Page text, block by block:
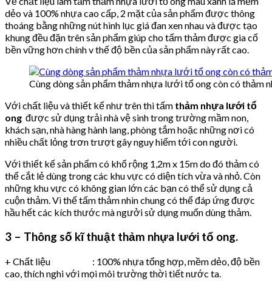
dẻo và 100% nhựa cao cấp, 2 mặt của sản phẩm được thông
thoáng bằng những nút hình lục giá đan xen nhau và được tạo
khung đều đặn trên sản phẩm giúp cho tấm thảm được gia cố
bền vững hơn chính v thế độ bền của sản phẩm này rất cao.
Cùng dòng sản phẩm thảm nhựa lưới tổ ong còn có thảm
Với chất liệu và thiết kế như trên thì tấm thảm nhựa lưới tổ
ong được sử dụng trải nhà vệ sinh trong trường mầm non,
khách sạn, nhà hàng hành lang, phòng tắm hoặc những nơi có
nhiều chất lỏng trơn trượt gây nguy hiểm tới con người.
Với thiết kế sản phẩm có khổ rộng 1,2m x 15m do đó thảm có
thể cắt lẻ dùng trong các khu vực có diện tích vừa và nhỏ. Còn
những khu vực có không gian lớn các bạn có thể sử dụng cả
cuộn thảm. Vì thế tấm thảm nhìn chung có thể đáp ứng được
hầu hết các kích thước mà ngưởi sử dụng muốn dùng thảm.
3 – Thông số kĩ thuật thảm nhựa lưới tổ ong.
+ Chất liệu : 100% nhựa tổng hợp, mềm dẻo, độ bền
cao, thích nghi với mọi môi trường thời tiết nước ta.